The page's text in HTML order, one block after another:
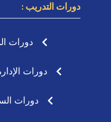
دورات التدريب :
دورات
دورات
دورات